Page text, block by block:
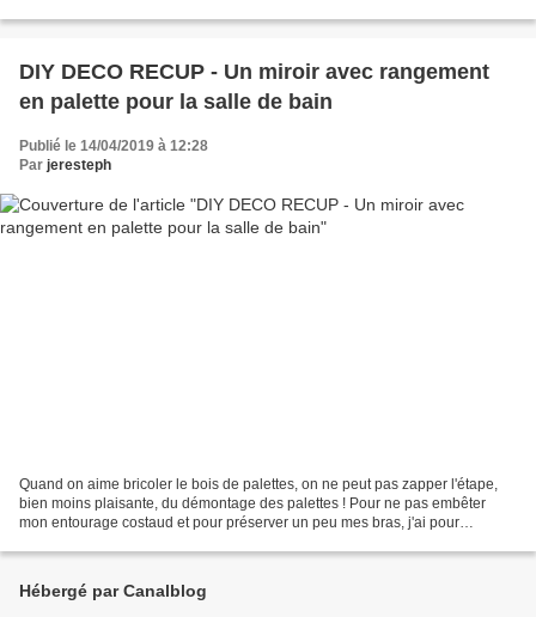
DIY DECO RECUP - Un miroir avec rangement
en palette pour la salle de bain
Publié le 14/04/2019 à 12:28
Par jeresteph
Quand on aime bricoler le bois de palettes, on ne peut pas zapper l'étape,
bien moins plaisante, du démontage des palettes ! Pour ne pas embêter
mon entourage costaud et pour préserver un peu mes bras, j'ai pour
Hébergé par Canalblog